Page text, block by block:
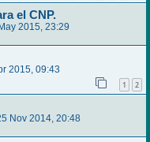
el CNP.
2015, 23:29
2015, 09:43
1 2
Nov 2014, 20:48